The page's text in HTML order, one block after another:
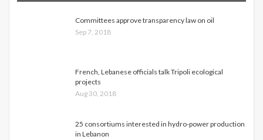
Committees approve transparency law on oil
Sep 7, 2018
French, Lebanese officials talk Tripoli ecological
projects
Aug 30, 2018
25 consortiums interested in hydro-power production
in Lebanon